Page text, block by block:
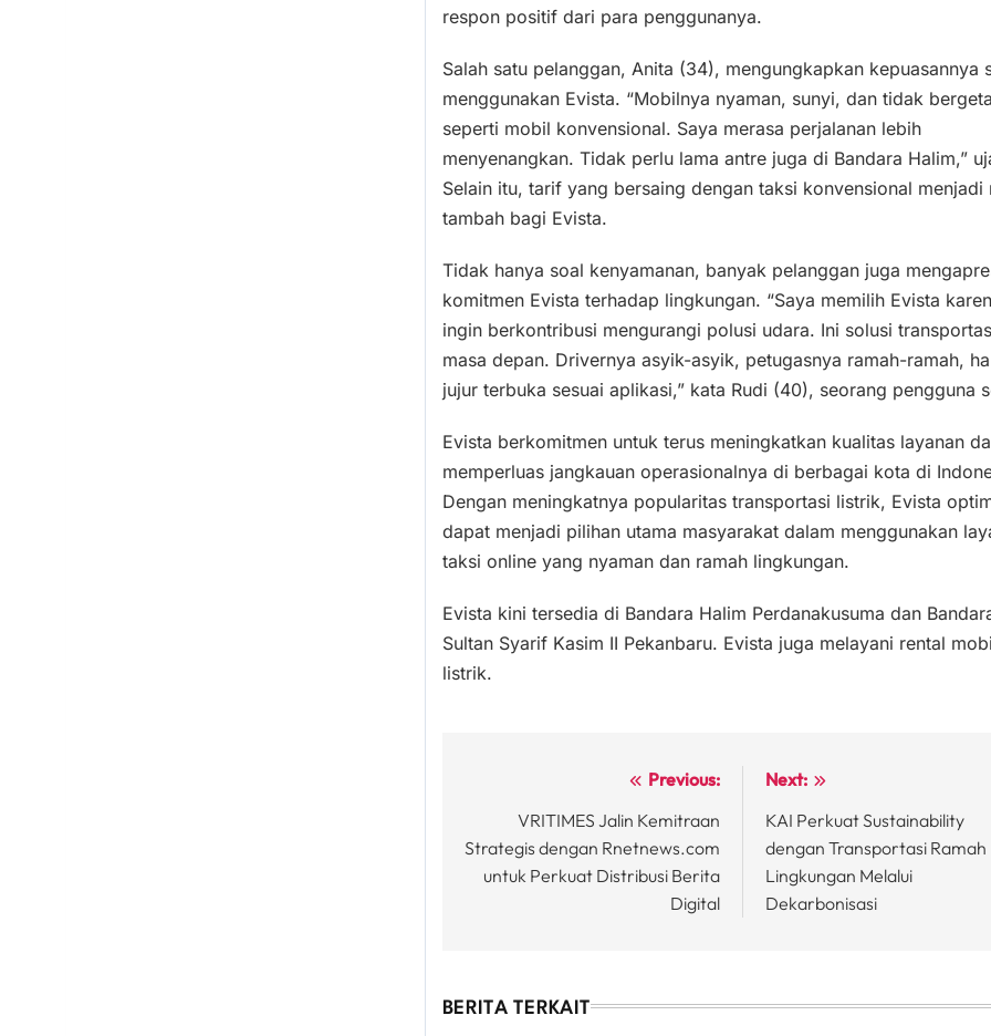
respon positif dari para penggunanya.
Salah satu pelanggan, Anita (34), mengungkapkan kepuasannya
menggunakan Evista. “Mobilnya nyaman, sunyi, dan tidak
seperti mobil konvensional. Saya merasa perjalanan lebih
menyenangkan. Tidak perlu lama antre juga di Bandara Halim,”
Selain itu, tarif yang bersaing dengan taksi konvensional menjadi
tambah bagi Evista.
Tidak hanya soal kenyamanan, banyak pelanggan juga
komitmen Evista terhadap lingkungan. “Saya memilih Evista
ingin berkontribusi mengurangi polusi udara. Ini solusi
masa depan. Drivernya asyik-asyik, petugasnya ramah-ramah,
jujur terbuka sesuai aplikasi,” kata Rudi (40), seorang pengguna
Evista berkomitmen untuk terus meningkatkan kualitas layanan
memperluas jangkauan operasionalnya di berbagai kota di
Dengan meningkatnya popularitas transportasi listrik, Evista
dapat menjadi pilihan utama masyarakat dalam menggunakan
taksi online yang nyaman dan ramah lingkungan.
Evista kini tersedia di Bandara Halim Perdanakusuma dan
Sultan Syarif Kasim II Pekanbaru. Evista juga melayani rental
listrik.
navigation
Previous:
VRITIMES Jalin Kemitraan
Strategis dengan Rnetnews.com
untuk Perkuat Distribusi Berita
Digital
Next:
KAI Perkuat Sustainability
dengan Transportasi Ramah
Lingkungan Melalui
Dekarbonisasi
BERITA TERKAIT